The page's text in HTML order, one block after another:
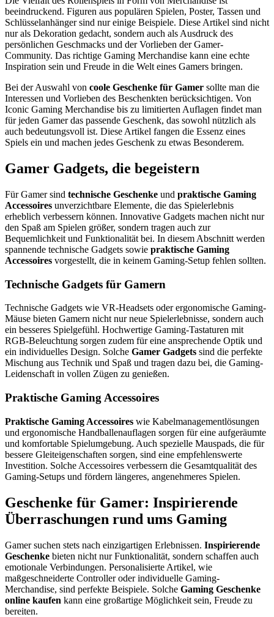
beeindruckend. Figuren aus populären Spielen, Poster, Tassen und
Schlüsselanhänger sind nur einige Beispiele. Diese Artikel sind nicht
nur als Dekoration gedacht, sondern auch als Ausdruck des
persönlichen Geschmacks und der Vorlieben der Gamer-
Community. Das richtige Gaming Merchandise kann eine echte
Inspiration sein und Freude in die Welt eines Gamers bringen.
Bei der Auswahl von coole Geschenke für Gamer sollte man die
Interessen und Vorlieben des Beschenkten berücksichtigen. Von
Iconic Gaming Merchandise bis zu limitierten Auflagen findet man
für jeden Gamer das passende Geschenk, das sowohl nützlich als
auch bedeutungsvoll ist. Diese Artikel fangen die Essenz eines
Spiels ein und machen jedes Geschenk zu etwas Besonderem.
Gamer Gadgets, die begeistern
Für Gamer sind technische Geschenke und praktische Gaming
Accessoires unverzichtbare Elemente, die das Spielerlebnis
erheblich verbessern können. Innovative Gadgets machen nicht nur
den Spaß am Spielen größer, sondern tragen auch zur
Bequemlichkeit und Funktionalität bei. In diesem Abschnitt werden
spannende technische Gadgets sowie praktische Gaming
Accessoires vorgestellt, die in keinem Gaming-Setup fehlen sollten.
Technische Gadgets für Gamern
Technische Gadgets wie VR-Headsets oder ergonomische Gaming-
Mäuse bieten Gamern nicht nur neue Spielerlebnisse, sondern auch
ein besseres Spielgefühl. Hochwertige Gaming-Tastaturen mit
RGB-Beleuchtung sorgen zudem für eine ansprechende Optik und
ein individuelles Design. Solche Gamer Gadgets sind die perfekte
Mischung aus Technik und Spaß und tragen dazu bei, die Gaming-
Leidenschaft in vollen Zügen zu genießen.
Praktische Gaming Accessoires
Praktische Gaming Accessoires wie Kabelmanagementlösungen
und ergonomische Handballenauflagen sorgen für eine aufgeräumte
und komfortable Spielumgebung. Auch spezielle Mauspads, die für
bessere Gleiteigenschaften sorgen, sind eine empfehlenswerte
Investition. Solche Accessoires verbessern die Gesamtqualität des
Gaming-Setups und fördern längeres, angenehmeres Spielen.
Geschenke für Gamer: Inspirierende
Überraschungen rund ums Gaming
Gamer suchen stets nach einzigartigen Erlebnissen. Inspirierende
Geschenke bieten nicht nur Funktionalität, sondern schaffen auch
emotionale Verbindungen. Personalisierte Artikel, wie
maßgeschneiderte Controller oder individuelle Gaming-
Merchandise, sind perfekte Beispiele. Solche Gaming Geschenke
online kaufen kann eine großartige Möglichkeit sein, Freude zu
bereiten.